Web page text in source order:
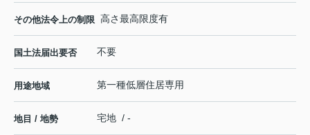
その他法令上の制限 高さ最高限度有
国土法届出要否 不要
用途地域 第一種低層住居専用
地目 / 地勢 宅地 / -